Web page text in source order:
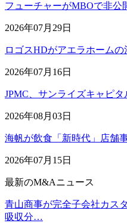
フューチャーがMBOで非公
2026年07月29日
ロゴスHDがアエラホーム
2026年07月16日
JPMC、サンライズキャピ
2026年08月03日
海帆が飲食「新時代」店舗
2026年07月15日
最新のM&Aニュース
青山商事が完全子会社カス
吸収分…